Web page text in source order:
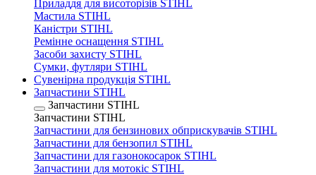
Приладдя для висоторізів STIHL
Мастила STIHL
Каністри STIHL
Ремінне оснащення STIHL
Засоби захисту STIHL
Сумки, футляри STIHL
Сувенірна продукція STIHL
Запчастини STIHL
Запчастини STIHL
Запчастини STIHL
Запчастини для бензинових обприскувачів STIHL
Запчастини для бензопил STIHL
Запчастини для газонокосарок STIHL
Запчастини для мотокіс STIHL